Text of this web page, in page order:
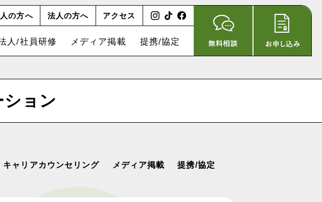
の方へ 法人の方へ アクセス
人/社員研修 メディア掲載 提携/協定
ョン
キャリアカウンセリング メディア掲載 提携/協定